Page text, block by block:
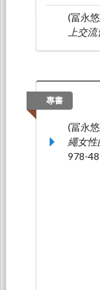
(冨永
上交
.
大學應
ー泰國
30週年
專書
(冨永
繩女
978-